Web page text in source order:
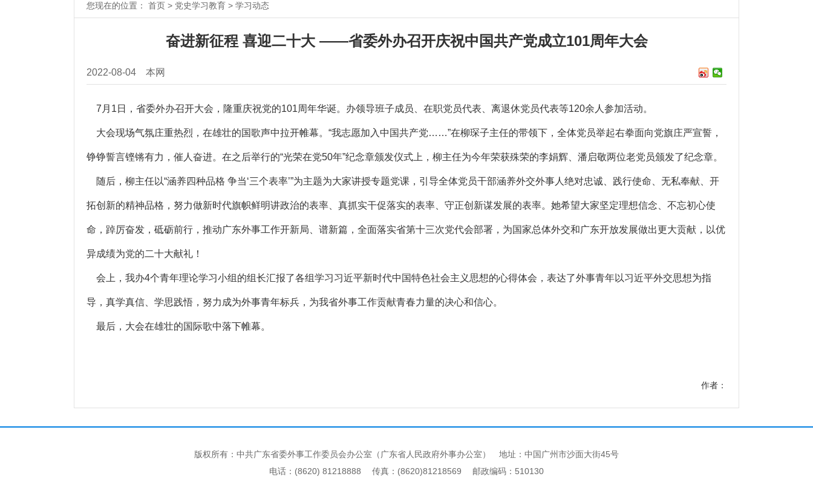
您现在的位置： 首页 > 党史学习教育 > 学习动态
奋进新征程 喜迎二十大 ——省委外办召开庆祝中国共产党成立101周年大会
2022-08-04 本网
7月1日，省委外办召开大会，隆重庆祝党的101周年华诞。办领导班子成员、在职党员代表、离退休党员代表等120余人参加活动。
大会现场气氛庄重热烈，在雄壮的国歌声中拉开帷幕。“我志愿加入中国共产党……”在柳琛子主任的带领下，全体党员举起右拳面向党旗庄严宣誓，
铮铮誓言铿锵有力，催人奋进。在之后举行的“光荣在党50年”纪念章颁发仪式上，柳主任为今年荣获殊荣的李娟辉、潘启敬两位老党员颁发了纪念章。
随后，柳主任以“涵养四种品格 争当‘三个表率’”为主题为大家讲授专题党课，引导全体党员干部涵养外交外事人绝对忠诚、践行使命、无私奉献、开
拓创新的精神品格，努力做新时代旗帜鲜明讲政治的表率、真抓实干促落实的表率、守正创新谋发展的表率。她希望大家坚定理想信念、不忘初心使
命，踔厉奋发，砥砺前行，推动广东外事工作开新局、谱新篇，全面落实省第十三次党代会部署，为国家总体外交和广东开放发展做出更大贡献，以优
异成绩为党的二十大献礼！
会上，我办4个青年理论学习小组的组长汇报了各组学习习近平新时代中国特色社会主义思想的心得体会，表达了外事青年以习近平外交思想为指
导，真学真信、学思践悟，努力成为外事青年标兵，为我省外事工作贡献青春力量的决心和信心。
最后，大会在雄壮的国际歌中落下帷幕。
作者：
版权所有：中共广东省委外事工作委员会办公室（广东省人民政府外事办公室） 地址：中国广州市沙面大街45号
电话：(8620) 81218888 传真：(8620)81218569 邮政编码：510130